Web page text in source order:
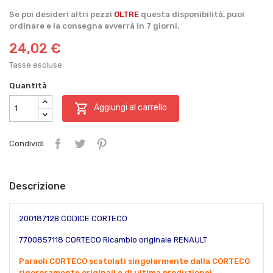
Se poi desideri altri pezzi OLTRE questa disponibilità, puoi
ordinare e la consegna avverrà in 7 giorni.
24,02 €
Tasse escluse
Quantità
 Aggiungi al carrello
Condividi
Descrizione
20018712B CODICE CORTECO
7700857118 CORTECO Ricambio originale RENAULT
Paraoli CORTECO scatolati singolarmente dalla CORTECO